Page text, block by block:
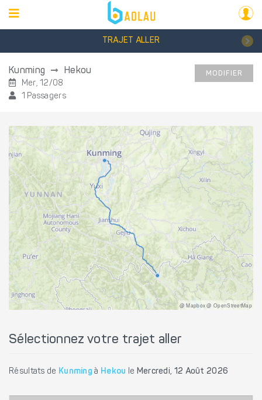
TRAJET ALLER
Kunming Hekou
Mer, 12/08
1 Passagers
MODIFIER
@ Mapbox @ OpenStreetMap
Sélectionnez votre trajet aller
Résultats de Kunming à Hekou le Mercredi, 12 Août 2026